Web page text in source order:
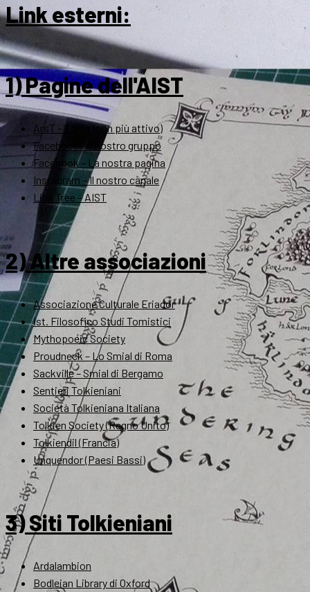
Link esterni:
1) Pagine dell'AIST
ArsT – Il blog (non più attivo)
Facebook – Il nostro gruppo
Facebook – La nostra pagina
Instagram – Il nostro canale
Link Tree – AIST
2) Altre associazioni
Associazione Culturale Eriador
Ist. Filosofico Studi Tomistici
Mythopoeic Society
Proudneck – Lo Smial di Roma
Sackville – Smial di Bergamo
Sentieri Tolkieniani
Società Tolkieniana Italiana
Tolkien Society (Regno Unito)
Tolkiendil (Francia)
Unquendor (Paesi Bassi)
3) Siti Tolkieniani
Ardalambion
Bodleian Library di Oxford